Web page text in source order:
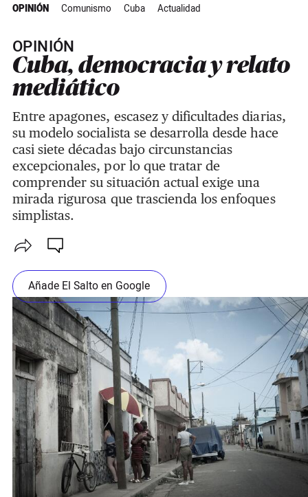
OPINIÓN Comunismo Cuba Actualidad
OPINIÓN
Cuba, democracia y relato
mediático
Entre apagones, escasez y dificultades diarias,
su modelo socialista se desarrolla desde hace
casi siete décadas bajo circunstancias
excepcionales, por lo que tratar de
comprender su situación actual exige una
mirada rigurosa que trascienda los enfoques
simplistas.
Añade El Salto en Google